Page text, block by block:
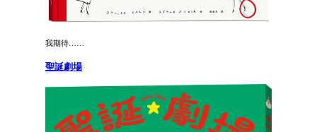
我期待……
聖誕劇場